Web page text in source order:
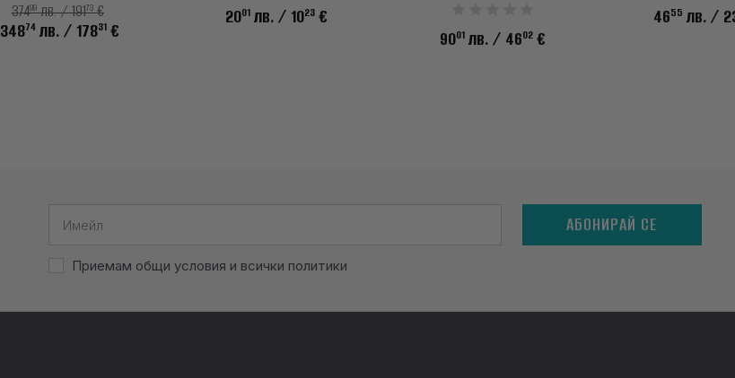
37499лв. / 19173€
34874 лв./ 17831 €
2001лв./ 1023€
9001лв./ 4602€
4655 лв./
Приемам общи условия и всички политики
АБОНИРАЙ СЕ